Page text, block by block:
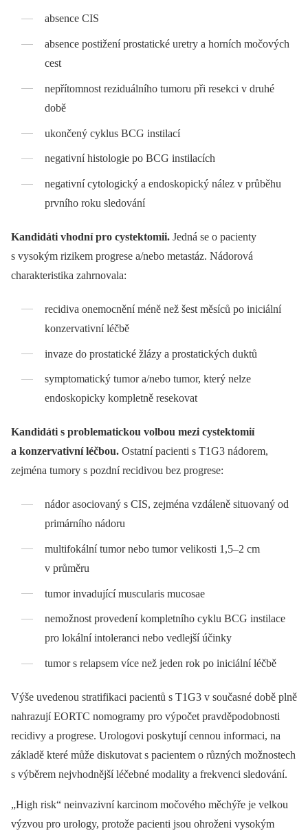
absence CIS
absence postižení prostatické uretry a horních močových
cest
nepřítomnost reziduálního tumoru při resekci v druhé
době
ukončený cyklus BCG instilací
negativní histologie po BCG instilacích
negativní cytologický a endoskopický nález v průběhu
prvního roku sledování
Kandidáti vhodní pro cystektomii. Jedná se o pacienty
s vysokým rizikem progrese a/nebo metastáz. Nádorová
charakteristika zahrnovala:
recidiva onemocnění méně než šest měsíců po iniciální
konzervativní léčbě
invaze do prostatické žlázy a prostatic­kých duktů
symptomatický tumor a/nebo tumor, který nelze
endoskopicky kompletně resekovat
Kandidáti s problematickou volbou mezi cystektomií
a konzervativní léčbou. Ostatní pacienti s T1G3 nádorem,
zejména tumory s pozdní recidivou bez progrese:
nádor asociovaný s CIS, zejména vzdá­leně situovaný od
primárního nádoru
multifokální tumor nebo tumor velikosti 1,5–2 cm
v průměru
tumor invadující muscularis mucosae
nemožnost provedení kompletního cyklu BCG instilace
pro lokální intoleranci nebo vedlejší účinky
tumor s relapsem více než jeden rok po iniciální léčbě
Výše uvedenou stratifikaci pacientů s T1G3 v současné době plně
nahrazují EORTC nomogramy pro výpočet pravdě­podobnosti
recidivy a progrese. Urologovi poskytují cennou informaci, na
základě které může diskutovat s pacientem o růz­ných možnostech
s výběrem nej­vhodnější léčebné modality a frekvenci sledování.
„High risk“ neinvazivní karcinom močového měchýře je velkou
výzvou pro urology, protože pacienti jsou ohroženi vysokým